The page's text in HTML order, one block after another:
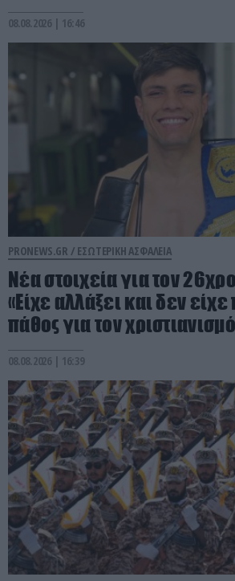
08.08.2026 | 16:46
PRONEWS.GR / ΕΣΩΤΕΡΙΚΗ ΑΣΦΑΛΕΙΑ
Νέα στοιχεία για τον
«Είχε αλλάξει και δεν είχε
πάθος για τον
08.08.2026 | 16:39